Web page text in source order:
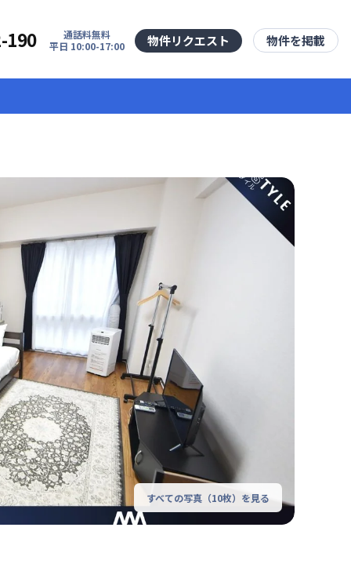
190
通話料無料
平日 10:00-17:00
物件リクエスト 物件を掲載
すべての写真（10枚）を見る